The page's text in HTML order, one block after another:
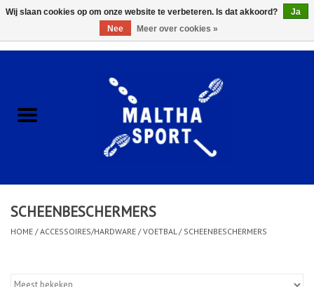
ACCESSOIRES/HARDWARE
KLEDING
SCHEENBESCHERMERS
HOME /ACCESSOIRES/HARDWARE /VOETBAL / SCHEENBESCHERMERS
Wij slaan cookies op om onze website te verbeteren. Is dat akkoord?
Ja
Nee
Meer over cookies »